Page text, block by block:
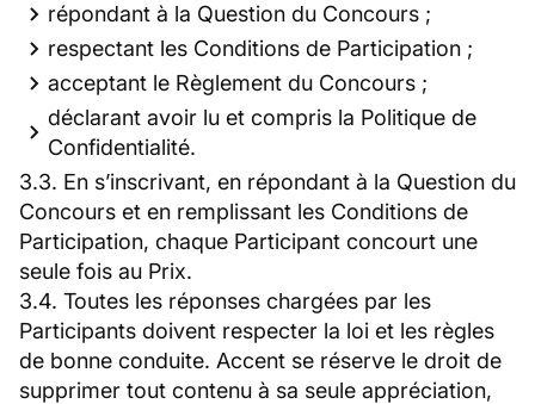
répondant à la Question du Concours ;
respectant les Conditions de Participation ;
acceptant le Règlement du Concours ;
déclarant avoir lu et compris la Politique de
Confidentialité.
3.3. En s’inscrivant, en répondant à la Question du
Concours et en remplissant les Conditions de
Participation, chaque Participant concourt une
seule fois au Prix.
3.4. Toutes les réponses chargées par les
Participants doivent respecter la loi et les règles
de bonne conduite. Accent se réserve le droit de
supprimer tout contenu à sa seule appréciation,